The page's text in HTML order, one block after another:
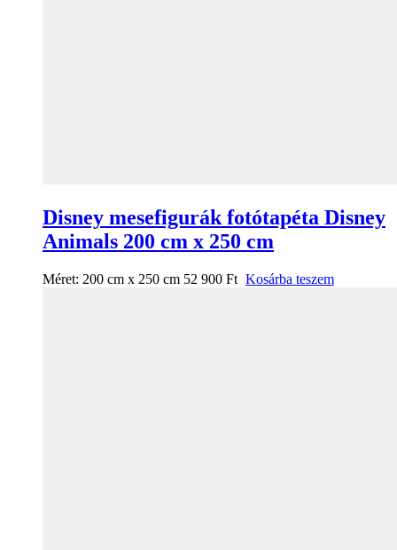
Disney mesefigurák fotótapéta Disney
Animals 200 cm x 250 cm
Méret: 200 cm x 250 cm 52 900 Ft Kosárba teszem